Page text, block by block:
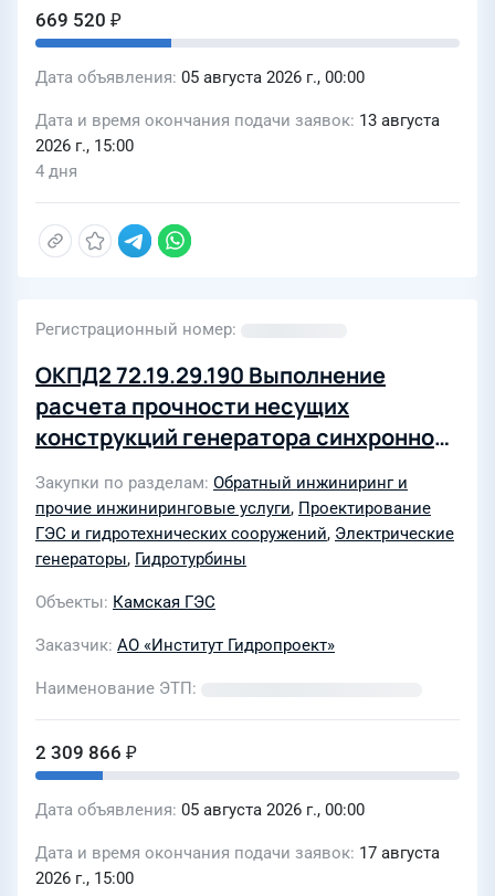
669 520 ₽
Дата объявления 05 августа 2026 г., 00:00
Дата и время окончания подачи заявок 13 августа
2026 г., 15:00
4 дня
Регистрационный номер
ОКПД2 72.19.29.190 Выполнение
расчета прочности несущих
конструкций генератора синхронного
ВГС-700/100-48 к гидравлической
турбине вертикальной ст. № 8 для
нужд филиала ПАО «РусГидро» -
«Камской ГЭС»
Закупки по разделам Обратный инжиниринг и
прочие инжиниринговые услуги, Проектирование
ГЭС и гидротехнических сооружений, Электрические
генераторы, Гидротурбины
Объекты Камская ГЭС
Заказчик АО «Институт Гидропроект»
Наименование ЭТП
2 309 866 ₽
Дата объявления 05 августа 2026 г., 00:00
Дата и время окончания подачи заявок 17 августа
2026 г., 15:00